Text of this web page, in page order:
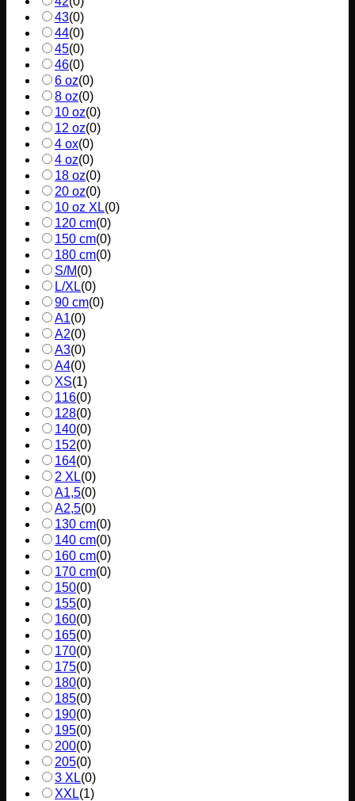
43(0)
44(0)
45(0)
46(0)
6 oz(0)
8 oz(0)
10 oz(0)
12 oz(0)
4 ox(0)
4 oz(0)
18 oz(0)
20 oz(0)
10 oz XL(0)
120 cm(0)
150 cm(0)
180 cm(0)
S/M(0)
L/XL(0)
90 cm(0)
A1(0)
A2(0)
A3(0)
A4(0)
XS(1)
116(0)
128(0)
140(0)
152(0)
164(0)
2 XL(0)
A1,5(0)
A2,5(0)
130 cm(0)
140 cm(0)
160 cm(0)
170 cm(0)
150(0)
155(0)
160(0)
165(0)
170(0)
175(0)
180(0)
185(0)
190(0)
195(0)
200(0)
205(0)
3 XL(0)
XXL(1)